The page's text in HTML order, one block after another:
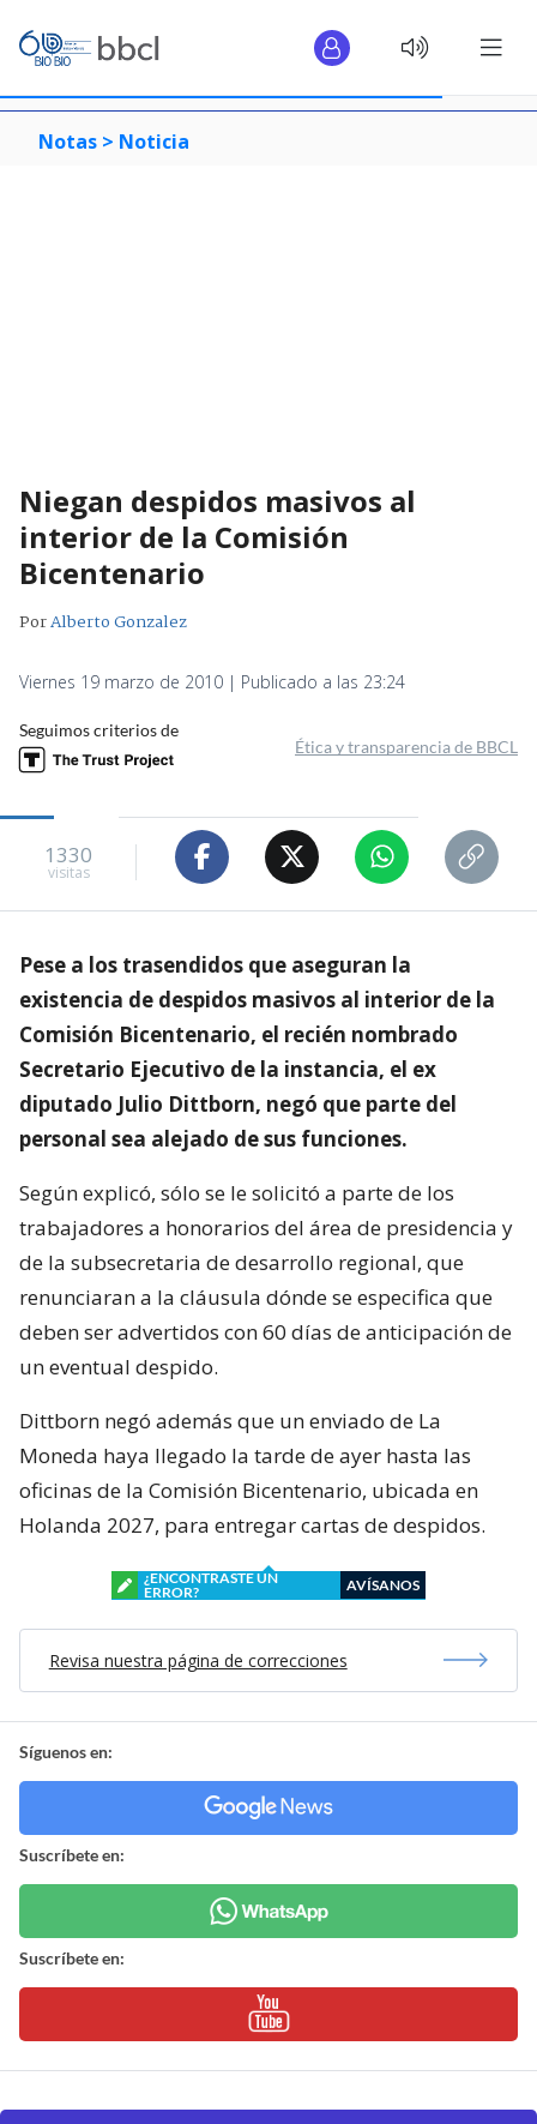
Notas > Noticia
Niegan despidos masivos al
interior de la Comisión
Bicentenario
PorAlberto Gonzalez
Viernes 19 marzo de 2010 | Publicado a las 23:24
Seguimos criterios de
Ética y transparencia de BBCL
1330
visitas
Pese a los trasendidos que aseguran la
existencia de despidos masivos al interior de la
Comisión Bicentenario, el recién nombrado
Secretario Ejecutivo de la instancia, el ex
diputado Julio Dittborn, negó que parte del
personal sea alejado de sus funciones.
Según explicó, sólo se le solicitó a parte de los
trabajadores a honorarios del área de presidencia y
de la subsecretaria de desarrollo regional, que
renunciaran a la cláusula dónde se especifica que
deben ser advertidos con 60 días de anticipación de
un eventual despido.
Dittborn negó además que un enviado de La
Moneda haya llegado la tarde de ayer hasta las
oficinas de la Comisión Bicentenario, ubicada en
Holanda 2027, para entregar cartas de despidos.
¿ENCONTRASTE UN
ERROR?
AVÍSANOS
Revisa nuestra página de correcciones
Síguenos en:
Suscríbete en:
Suscríbete en: